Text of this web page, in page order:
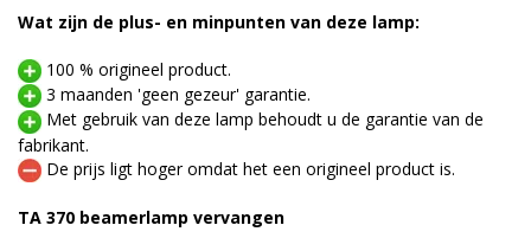
Wat zijn de plus- en minpunten van deze lamp:
100 % origineel product.
3 maanden 'geen gezeur' garantie.
Met gebruik van deze lamp behoudt u de garantie van de
fabrikant.
De prijs ligt hoger omdat het een origineel product is.
TA 370 beamerlamp vervangen